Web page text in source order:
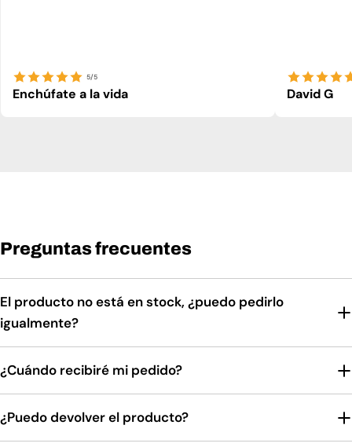
5/5
Enchúfate a la vida David G
Preguntas frecuentes
El producto no está en stock, ¿puedo pedirlo
igualmente?
¿Cuándo recibiré mi pedido?
¿Puedo devolver el producto?